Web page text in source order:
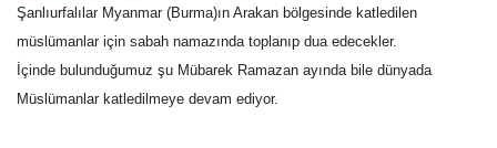
Yaşam
Künye
Şanlıurfalılar Myanmar (Burma)ın Arakan bölgesinde katledilen
müslümanlar için sabah namazında toplanıp dua edecekler.
İçinde bulunduğumuz şu Mübarek Ramazan ayında bile dünyada
Müslümanlar katledilmeye devam ediyor.